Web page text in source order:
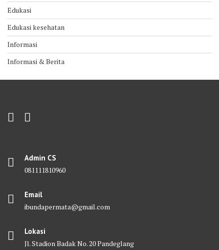
Edukasi
Edukasi kesehatan
Informasi
Informasi & Berita
Admin CS
081111810960
Email
ibundapermata@gmail.com
Lokasi
Jl. Stadion Badak No. 20 Pandeglang